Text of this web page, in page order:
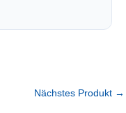
Nächstes Produkt →